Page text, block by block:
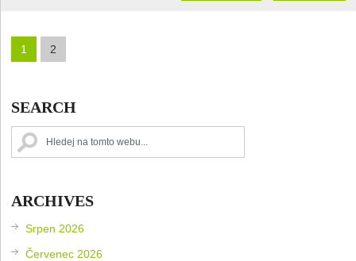
1 2
SEARCH
ARCHIVES
Srpen 2026
Červenec 2026